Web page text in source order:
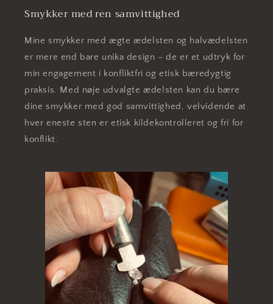
Smykker med ren samvittighed
Mine smykker med ægte ædelsten og halvædelsten
er mere end bare unika design – de er et udtryk for
min engagement i konfliktfri og etisk bæredygtig
praksis. Med nøje udvalgte ædelsten kan du bære
dine smykker med god samvittighed, velvidende at
hver eneste sten er etisk kildekontrolleret og fri for
konflikt.